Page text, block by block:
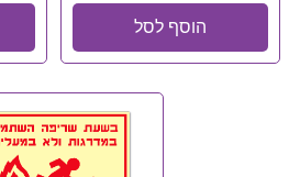
הוסף לסל